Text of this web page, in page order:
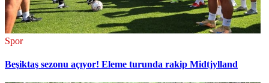
Spor
Beşiktaş sezonu açıyor! Eleme turunda rakip Midtjylland